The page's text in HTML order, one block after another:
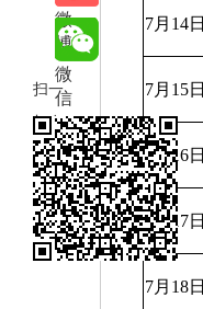
微
博
微
信
扫一
扫在
手机
打开
当前
页
7月14日
7月15日
7月16日
7月17日
7月18日